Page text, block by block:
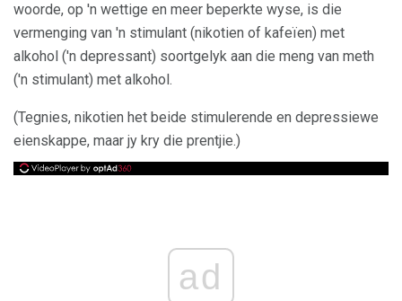
woorde, op 'n wettige en meer beperkte wyse, is die
vermenging van 'n stimulant (nikotien of kafeïen) met
alkohol ('n depressant) soortgelyk aan die meng van meth
('n stimulant) met alkohol.
(Tegnies, nikotien het beide stimulerende en depressiewe
eienskappe, maar jy kry die prentjie.)
ad